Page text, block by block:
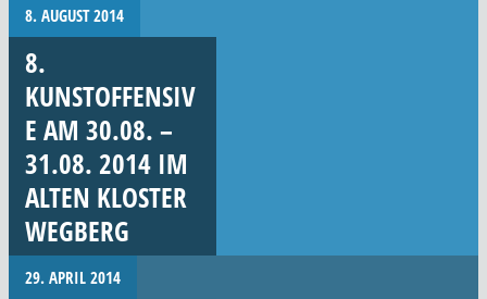
8. AUGUST 2014
8.
KUNSTOFFENSIV
E AM 30.08. –
31.08. 2014 IM
ALTEN KLOSTER
WEGBERG
29. APRIL 2014